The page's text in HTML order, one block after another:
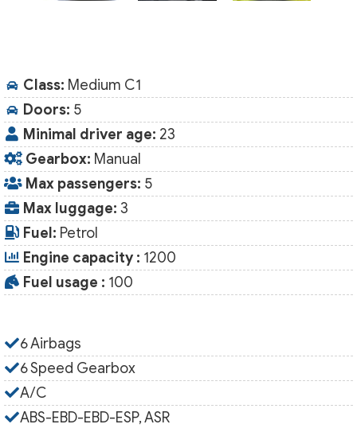
Class: Medium C1
Doors: 5
Minimal driver age: 23
Gearbox: Manual
Max passengers: 5
Max luggage: 3
Fuel: Petrol
Engine capacity : 1200
Fuel usage : 100
6 Airbags
6 Speed Gearbox
A/C
ABS-EBD-EBD-ESP, ASR